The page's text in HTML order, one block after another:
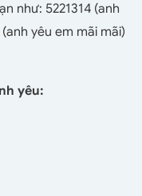
như: 5221314 (anh
yêu em mãi mãi)
yêu: